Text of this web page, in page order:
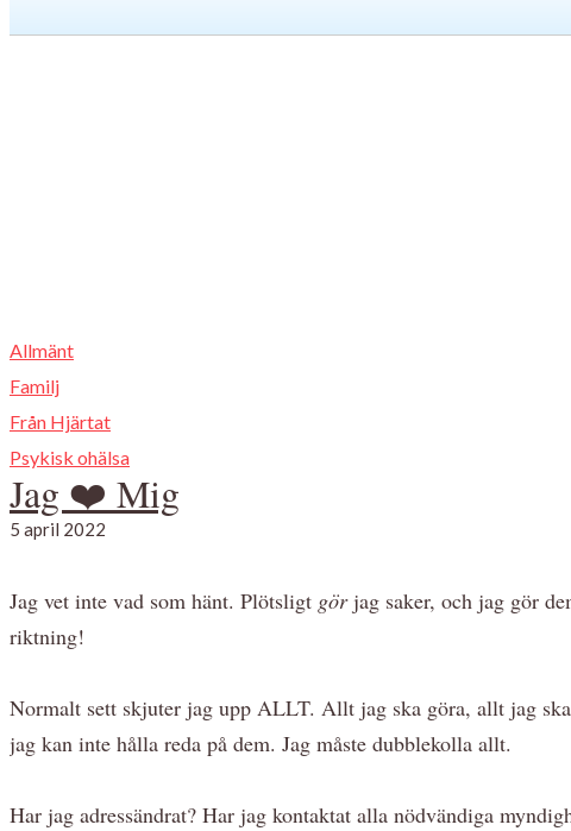
Allmänt
Familj
Från Hjärtat
Psykisk ohälsa
Jag ❤️ Mig
5 april 2022
Jag vet inte vad som hänt. Plötsligt görjag saker, och jag gör
riktning!
Normalt sett skjuter jag upp ALLT. Allt jag ska göra, allt jag
jag kan inte hålla reda på dem. Jag måste dubblekolla allt.
Har jag adressändrat? Har jag kontaktat alla nödvändiga